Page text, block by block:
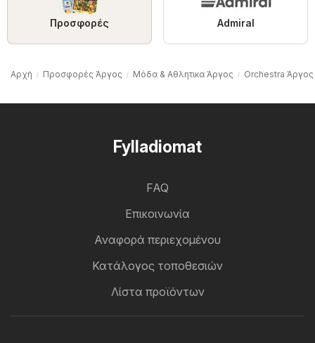
Προσφορές Admiral
Αρχή Προσφορές Άργος Μόδα & Aθλητικα Άργος Orchestra Άργος
Fylladiomat
FAQ
Επικοινωνία
Αναφορά περιεχομένου
Κατάλογος τοποθεσιών
Λίστα προϊόντων